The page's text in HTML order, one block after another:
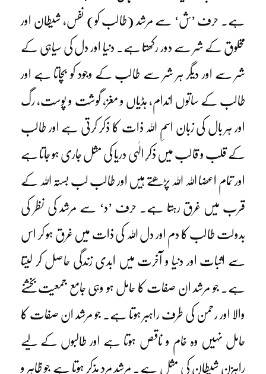
ہے۔ حرف ’ش‘ سے مرشد (طالب کو) نفس، شیطان اور
مخلوق کے شر سے دور رکھتا ہے۔ دنیا اور دل کی سیاہی کے
شر سے اور دیگر ہر شر سے طالب کے وجود کو بچاتا ہے اور
طالب کے ساتوں اندام، ہڈیاں و مغز، گوشت و پوست، رگ
اور ہر بال کی زبان اسمِ اللہ ذات کا ذکر کرتی ہے اور طالب
کے قلب و قالب میں ذکرِ الٰہی دریا کی مثل جاری ہو جاتا ہے
اور تمام اعضا اللہ اللہ پڑھتے ہیں اور طالب لب بستہ اللہ کے
قرب میں غرق رہتا ہے۔ حرف ’د‘ سے مرشد کی نظر کی
بدولت طالب کا دم اور دل اللہ کی ذات میں غرق ہو کر اس
سے اثبات اور دنیا و آخرت میں ابدی زندگی حاصل کر لیتا
ہے۔ جو مرشد ان صفات کا حامل ہو وہی جامع جمعیت بخشنے
والا اور رحمن کی طرف راہبر ہوتا ہے۔ جو مرشد ان صفات کا
حامل نہیں وہ خام و ناقص ہوتا ہے اور طالبوں کے لیے
راہزن شیطان کی مثل ہے۔ مرشد مرد مذکر ہوتا ہے جو ظاہر و